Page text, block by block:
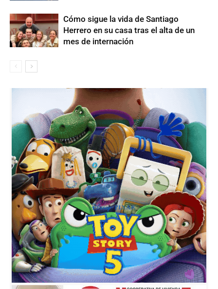
Cómo sigue la vida de Santiago
Herrero en su casa tras el alta de un
mes de internación